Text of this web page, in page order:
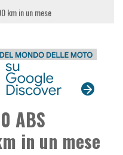
km in un mese
ABS
in un mese